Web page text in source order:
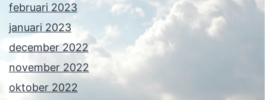
februari 2023
januari 2023
december 2022
november 2022
oktober 2022